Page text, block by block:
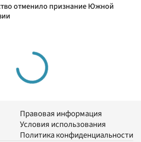
отменило признание Южной
Правовая информация
Условия использования
Политика конфиденциальности